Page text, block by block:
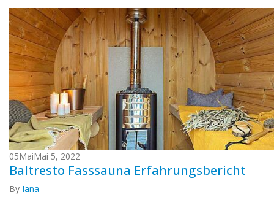
05MaiMai 5, 2022
Baltresto Fasssauna Erfahrungsbericht
By Iana